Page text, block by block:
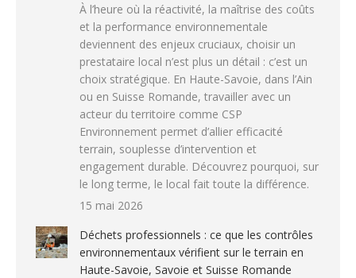
À l’heure où la réactivité, la maîtrise des coûts
et la performance environnementale
deviennent des enjeux cruciaux, choisir un
prestataire local n’est plus un détail : c’est un
choix stratégique. En Haute-Savoie, dans l’Ain
ou en Suisse Romande, travailler avec un
acteur du territoire comme CSP
Environnement permet d’allier efficacité
terrain, souplesse d’intervention et
engagement durable. Découvrez pourquoi, sur
le long terme, le local fait toute la différence.
15 mai 2026
Déchets professionnels : ce que les contrôles
environnementaux vérifient sur le terrain en
Haute-Savoie, Savoie et Suisse Romande